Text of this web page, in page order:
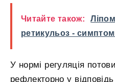
Читайте також:
ретикульоз -
У нормі регуляція
рефлекторно у